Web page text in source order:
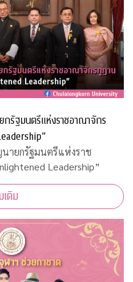
กรัฐมนตรีแห่งราชอาณาจักร
ายกรัฐมนตรีแห่งราช
Leadership”
เติม